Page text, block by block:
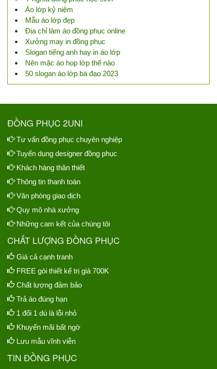
Áo lớp kỷ niệm
Mẫu áo lớp đẹp
Địa chỉ làm áo đồng phục online
Xưởng may in đồng phục
Slogan tiếng anh hay in áo lớp
Nên mặc áo họp lớp thế nào
50 slogan áo lớp bá đạo 2023
ĐỒNG PHỤC 2UNI
Tư vấn đồng phục chuyên nghiệp
Tuyển dụng designer đồng phục
Khách hàng thân thiết
Thông tin thanh toán
Văn phòng giao dịch
Quy mô nhà xưởng
Những cam kết của chúng tôi
CHẤT LƯỢNG ĐỒNG PHỤC
Giá cả cạnh tranh
FREE gói thiết kế trị giá 700K
Chất lượng đảm bảo
Trả áo đúng hạn
1 đổi 1 dù là lỗi nhỏ
Khuyến mãi bất ngờ
Lưu mẫu vĩnh viễn
TIN ĐỒNG PHỤC